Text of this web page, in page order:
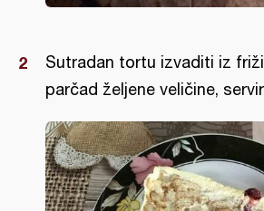
Sutradan tortu izvaditi iz
parčad željene veličine,